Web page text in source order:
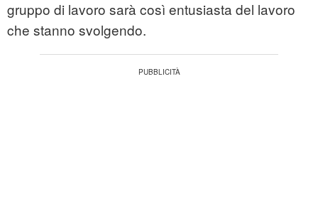
gruppo di lavoro sarà così entusiasta del lavoro
che stanno svolgendo.